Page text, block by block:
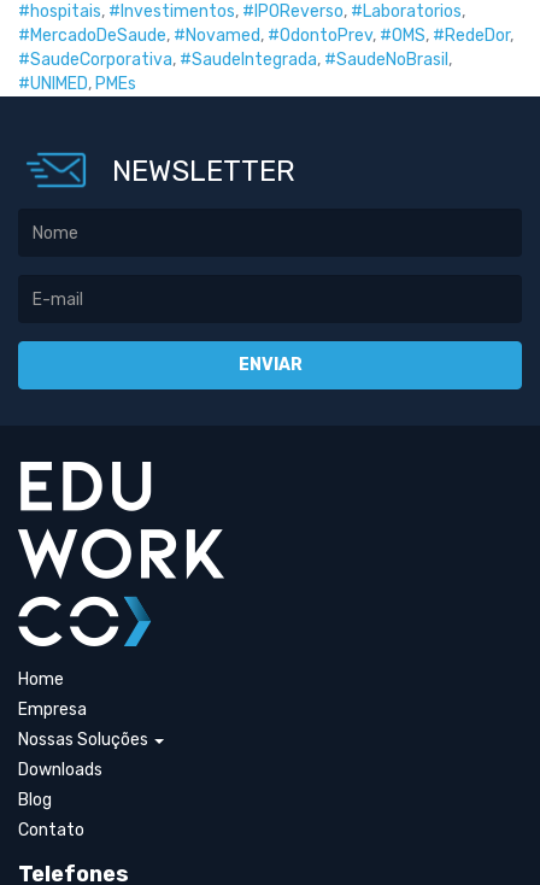
#hospitais, #Investimentos, #IPOReverso, #Laboratorios,
#MercadoDeSaude, #Novamed, #OdontoPrev, #OMS, #RedeDor,
#SaudeCorporativa, #SaudeIntegrada, #SaudeNoBrasil,
#UNIMED,PMEs
NEWSLETTER
Home
Empresa
Nossas Soluções
Downloads
Blog
Contato
Telefones